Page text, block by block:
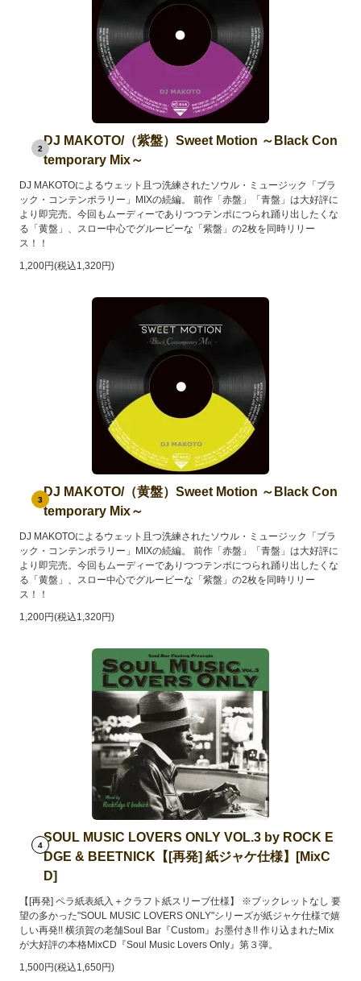
2
DJ MAKOTO/（紫盤）Sweet Motion ～Black Con
temporary Mix～
DJ MAKOTOによるウェット且つ洗練されたソウル・ミュージック「ブラ
ック・コンテンポラリー」MIXの続編。 前作「赤盤」「青盤」は大好評に
より即完売。今回もムーディーでありつつテンポにつられ踊り出したくな
る「黄盤」、スロー中心でグルービーな「紫盤」の2枚を同時リリー
ス！！
1,200円(税込1,320円)
3
DJ MAKOTO/（黄盤）Sweet Motion ～Black Con
temporary Mix～
DJ MAKOTOによるウェット且つ洗練されたソウル・ミュージック「ブラ
ック・コンテンポラリー」MIXの続編。 前作「赤盤」「青盤」は大好評に
より即完売。今回もムーディーでありつつテンポにつられ踊り出したくな
る「黄盤」、スロー中心でグルービーな「紫盤」の2枚を同時リリー
ス！！
1,200円(税込1,320円)
4
SOUL MUSIC LOVERS ONLY VOL.3 by ROCK E
DGE & BEETNICK【[再発] 紙ジャケ仕様】[MixC
D]
【[再発] ペラ紙表紙入＋クラフト紙スリーブ仕様】 ※ブックレットなし 要
望の多かった"SOUL MUSIC LOVERS ONLY"シリーズが紙ジャケ仕様で嬉
しい再発!! 横須賀の老舗Soul Bar『Custom』お墨付き!! 作り込まれたMix
が大好評の本格MixCD『Soul Music Lovers Only』第３弾。
1,500円(税込1,650円)